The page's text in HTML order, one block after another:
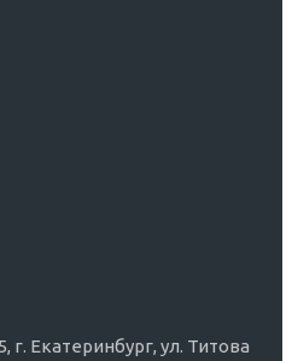
Екатеринбург, ул. Титова